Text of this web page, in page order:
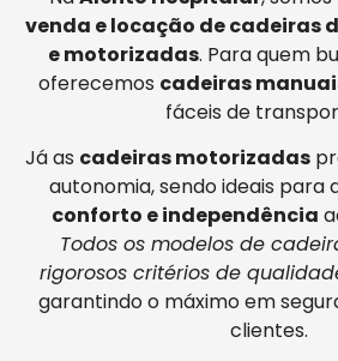
venda e locação de cadeiras
e motorizadas. Para quem
oferecemos cadeiras
fáceis de
Já as cadeiras motorizadas
autonomia, sendo ideais para
conforto e independência
Todos os modelos de
rigorosos critérios de
garantindo o máximo em
clientes.